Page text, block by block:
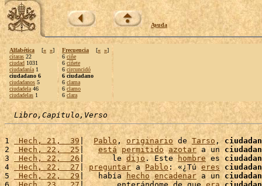
Ayuda
Alfabética [« »]
cítaras 22
ciudad 1031
ciudadanía 1
ciudadano 6
ciudadanos 5
ciudadela 46
ciudadelas 1
Frecuencia [« »]
6 ciñe
6 cíñete
6 circuncidó
6 ciudadano
6 clama
6 clamo
6 clara
Libro,Capítulo,Verso
1 Hech, 21,  39 | Pablo , originario de Tarso ,
2 Hech, 22,  25 | está permitido azotar a un
3
Hech, 22,  26|      le dijo . Este hombre es
4 Hech, 22,  27 | preguntar a Pablo : «¿Tú eres
5
Hech, 22,  29 |   había hecho encadenar a un